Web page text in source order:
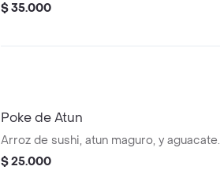
$ 35.000
Poke de Atun
Arroz de sushi, atun maguro, y aguacate.
$ 25.000